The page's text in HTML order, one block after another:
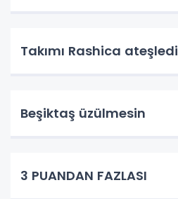
Takımı Rashica ateşledi
Beşiktaş üzülmesin
3 PUANDAN FAZLASI